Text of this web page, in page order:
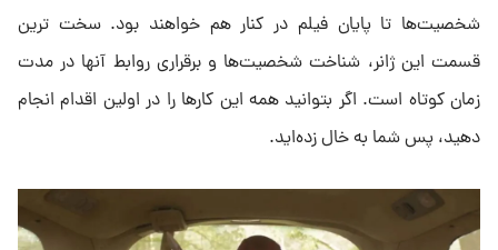
شخصیت‌ها تا پایان فیلم در کنار هم خواهند بود. سخت ترین
قسمت این ژانر، شناخت شخصیت‌ها و برقراری روابط آنها در مدت
زمان کوتاه است. اگر بتوانید همه این کارها را در اولین اقدام انجام
دهید، پس شما به خال زده‌اید.